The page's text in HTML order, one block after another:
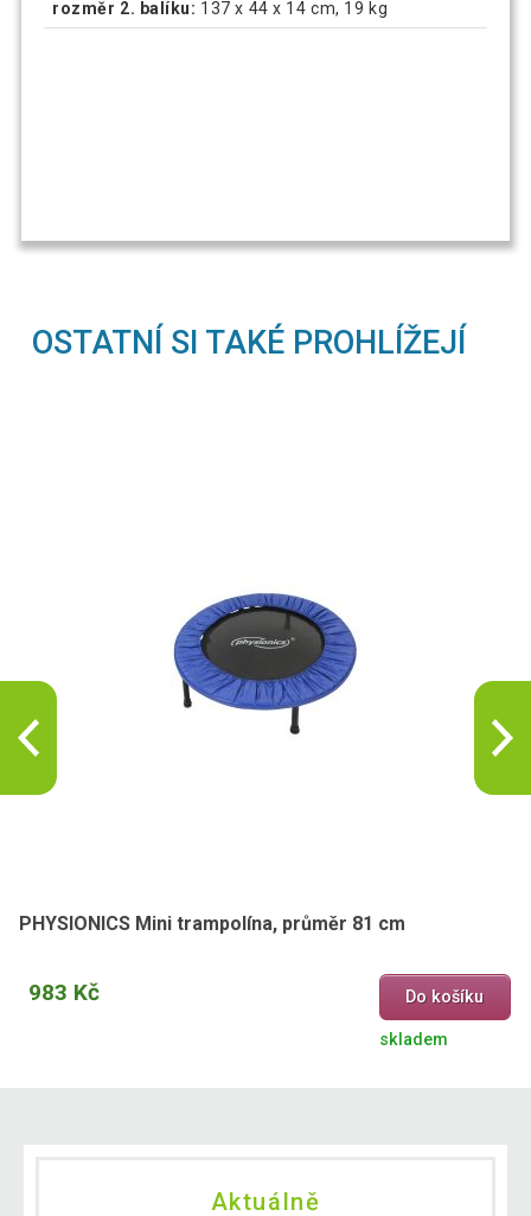
rozměr 2. balíku: 137 x 44 x 14 cm, 19 kg
OSTATNÍ SI TAKÉ PROHLÍŽEJÍ
PHYSIONICS Mini trampolína, průměr 81 cm
983 Kč Do košíku
skladem
Aktuálně